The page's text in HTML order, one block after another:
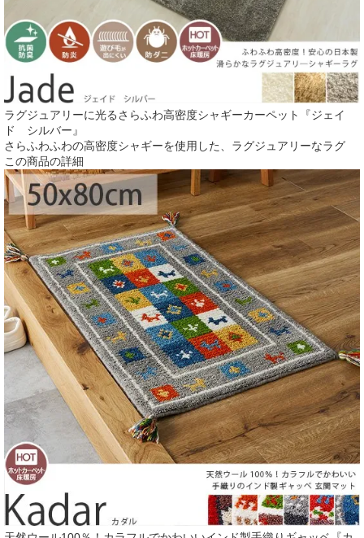
ラグジュアリーに光るさらふわ高密度シャギーカーペット『ジェイ
ド シルバー』
さらふわふわの高密度シャギーを使用した、ラグジュアリーなラグ
この商品の詳細